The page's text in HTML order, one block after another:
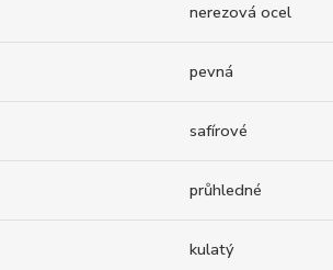
nerezová ocel
pevná
safírové
průhledné
kulatý